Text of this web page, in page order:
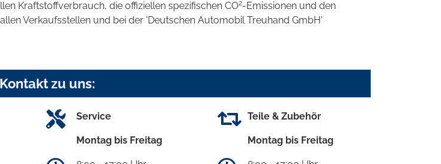
Kraftstoffverbrauch, die offiziellen spezifischen CO2-Emissionen und den
Verkaufsstellen und bei der 'Deutschen Automobil Treuhand GmbH'
zu uns:
Service
Montag bis Freitag
Teile & Zubehör
Montag bis Freitag